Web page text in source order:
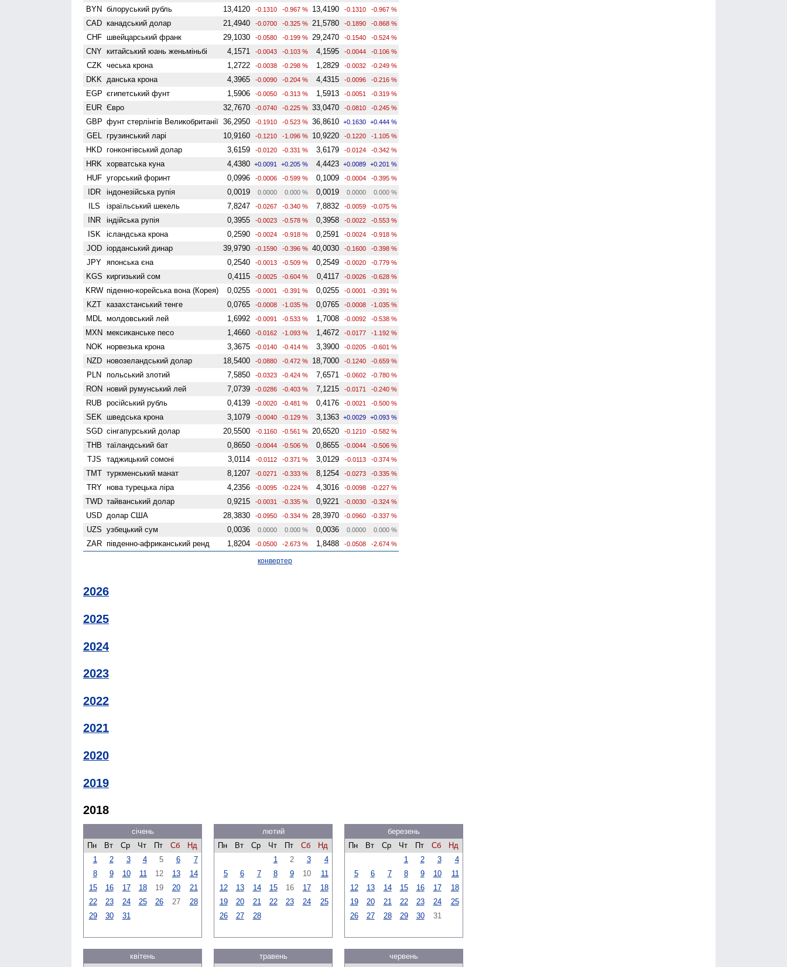
BYN білоруський рубль 13,4120 -0.1310 -0.967 % 13,4190 -0.1310 -0.967 %
CAD канадський долар 21,4940 -0.0700 -0.325 % 21,5780 -0.1890 -0.868 %
CHF швейцарський франк 29,1030 -0.0580 -0.199 % 29,2470 -0.1540 -0.524 %
CNY китайський юань женьмiньбi 4,1571 -0.0043 -0.103 % 4,1595 -0.0044 -0.106 %
CZK чеська крона 1,2722 -0.0038 -0.298 % 1,2829 -0.0032 -0.249 %
DKK данська крона 4,3965 -0.0090 -0.204 % 4,4315 -0.0096 -0.216 %
EGP єгипетський фунт 1,5906 -0.0050 -0.313 % 1,5913 -0.0051 -0.319 %
EUR Євро 32,7670 -0.0740 -0.225 % 33,0470 -0.0810 -0.245 %
GBP фунт стерлінгів Велико­британії 36,2950 -0.1910 -0.523 % 36,8610 +0.1630 +0.444 %
GEL грузинський ларі 10,9160 -0.1210 -1.096 % 10,9220 -0.1220 -1.105 %
HKD гонконгівський долар 3,6159 -0.0120 -0.331 % 3,6179 -0.0124 -0.342 %
HRK хорватська куна 4,4380 +0.0091 +0.205 % 4,4423 +0.0089 +0.201 %
HUF угорський форинт 0,0996 -0.0006 -0.599 % 0,1009 -0.0004 -0.395 %
IDR індонезійська рупія 0,0019 0.0000 0.000 % 0,0019 0.0000 0.000 %
ILS ізраїльський шекель 7,8247 -0.0267 -0.340 % 7,8832 -0.0059 -0.075 %
INR індійська рупія 0,3955 -0.0023 -0.578 % 0,3958 -0.0022 -0.553 %
ISK ісландська крона 0,2590 -0.0024 -0.918 % 0,2591 -0.0024 -0.918 %
JOD іорданський динар 39,9790 -0.1590 -0.396 % 40,0030 -0.1600 -0.398 %
JPY японська єна 0,2540 -0.0013 -0.509 % 0,2549 -0.0020 -0.779 %
KGS киргизький сом 0,4115 -0.0025 -0.604 % 0,4117 -0.0026 -0.628 %
KRW піденно-корейська вона (Корея) 0,0255 -0.0001 -0.391 % 0,0255 -0.0001 -0.391 %
KZT казахстанський тенге 0,0765 -0.0008 -1.035 % 0,0765 -0.0008 -1.035 %
MDL молдовський лей 1,6992 -0.0091 -0.533 % 1,7008 -0.0092 -0.538 %
MXN мексиканське песо 1,4660 -0.0162 -1.093 % 1,4672 -0.0177 -1.192 %
NOK норвезька крона 3,3675 -0.0140 -0.414 % 3,3900 -0.0205 -0.601 %
NZD ново­зеландський долар 18,5400 -0.0880 -0.472 % 18,7000 -0.1240 -0.659 %
PLN польський злотий 7,5850 -0.0323 -0.424 % 7,6571 -0.0602 -0.780 %
RON новий румунський лей 7,0739 -0.0286 -0.403 % 7,1215 -0.0171 -0.240 %
RUB російський рубль 0,4139 -0.0020 -0.481 % 0,4176 -0.0021 -0.500 %
SEK шведська крона 3,1079 -0.0040 -0.129 % 3,1363 +0.0029 +0.093 %
SGD сінгапурський долар 20,5500 -0.1160 -0.561 % 20,6520 -0.1210 -0.582 %
THB таїландський бат 0,8650 -0.0044 -0.506 % 0,8655 -0.0044 -0.506 %
TJS таджицький сомоні 3,0114 -0.0112 -0.371 % 3,0129 -0.0113 -0.374 %
TMT туркменський манат 8,1207 -0.0271 -0.333 % 8,1254 -0.0273 -0.335 %
TRY нова турецька ліра 4,2356 -0.0095 -0.224 % 4,3016 -0.0098 -0.227 %
TWD тайванський долар 0,9215 -0.0031 -0.335 % 0,9221 -0.0030 -0.324 %
USD долар США 28,3830 -0.0950 -0.334 % 28,3970 -0.0960 -0.337 %
UZS узбецький сум 0,0036 0.0000 0.000 % 0,0036 0.0000 0.000 %
ZAR південно-африканський ренд 1,8204 -0.0500 -2.673 % 1,8488 -0.0508 -2.674 %
конвертер
2026
2025
2024
2023
2022
2021
2020
2019
2018
січень
Пн
Вт Ср Чт Пт Сб
Нд
1
2 3 4 5 6
7
8
9 10 11 12 13
14
15
16 17 18 19 20
21
22
23 24 25 26 27
28
29
30 31
лютий
Пн
Вт Ср Чт Пт Сб
Нд
1
2 3
4
5
6 7 8 9 10
11
12
13 14 15 16 17
18
19
20 21 22 23 24
25
26
27 28
березень
Пн
Вт Ср Чт Пт Сб
Нд
1
2 3
4
5
6 7 8 9 10
11
12
13 14 15 16 17
18
19
20 21 22 23 24
25
26
27 28 29 30 31
квітень
травень
червень